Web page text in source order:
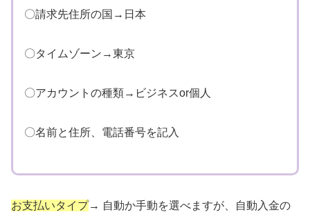
〇請求先住所の国→日本
〇タイムゾーン→東京
〇アカウントの種類→ビジネスor個人
〇名前と住所、電話番号を記入
お支払いタイプ→ 自動か手動を選べますが、自動入金の